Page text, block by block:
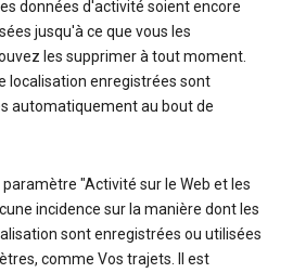
données d'activité soient encore
jusqu'à ce que vous les
les supprimer à tout moment.
localisation enregistrées sont
automatiquement au bout de
"Activité sur le Web et les
incidence sur la manière dont les
sont enregistrées ou utilisées
comme Vos trajets. Il est